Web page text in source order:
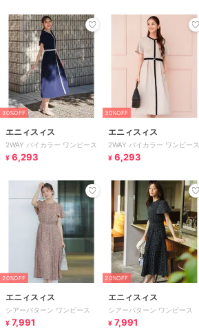
30%OFF
エニィスィス
2WAY バイカラー ワンピース
¥ 6,293
30%OFF
エニィスィス
2WAY バイカラー ワンピース
¥ 6,293
20%OFF
エニィスィス
シアーパターン ワンピース
¥ 7,991
20%OFF
エニィスィス
シアーパターン ワンピース
¥ 7,991